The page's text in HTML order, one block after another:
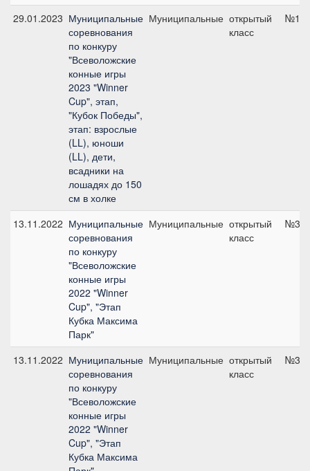
29.01.2023 Муниципальные
соревнования
по конкуру
"Всеволожские
конные игры
2023 "Winner
Cup", этап,
"Кубок Победы",
этап: взрослые
(LL), юноши
(LL), дети,
всадники на
лошадях до 150
см в холке
Муниципальные открытый
класс
№1,
13.11.2022 Муниципальные
соревнования
по конкуру
"Всеволожские
конные игры
2022 "Winner
Cup", "Этап
Кубка Максима
Парк"
Муниципальные открытый
класс
№3,
13.11.2022 Муниципальные
соревнования
по конкуру
"Всеволожские
конные игры
2022 "Winner
Cup", "Этап
Кубка Максима
Муниципальные открытый
класс
№3,